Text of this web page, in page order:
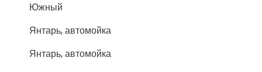
Южный
Янтарь, автомойка
Янтарь, автомойка